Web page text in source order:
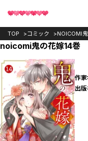
TOP コミック NOICOMI
noicomi鬼の花嫁14巻
作家
出版